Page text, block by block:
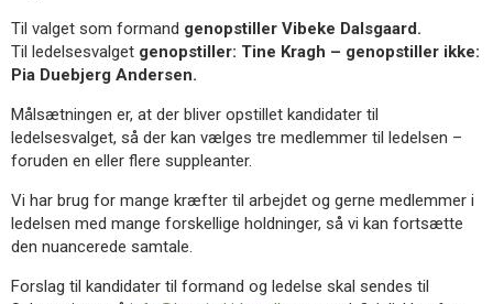
Til valget som formand genopstiller Vibeke Dalsgaard.
Til ledelsesvalget genopstiller: Tine Kragh – genopstiller ikke:
Pia Duebjerg Andersen.
Målsætningen er, at der bliver opstillet kandidater til
ledelsesvalget, så der kan vælges tre medlemmer til ledelsen –
foruden en eller flere suppleanter.
Vi har brug for mange kræfter til arbejdet og gerne medlemmer i
ledelsen med mange forskellige holdninger, så vi kan fortsætte
den nuancerede samtale.
Forslag til kandidater til formand og ledelse skal sendes til